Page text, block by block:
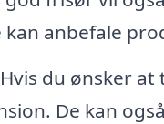
anbefale
Hvis du ønsker
De kan